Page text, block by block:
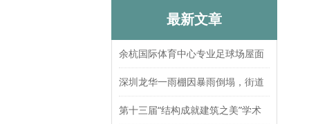
最新文章
余杭国际体育中心专业足球场屋面
索结构张拉圆满完成
深圳龙华一雨棚因暴雨倒塌，街道
办：已处置，无人员伤亡
第十三届“结构成就建筑之美”学术